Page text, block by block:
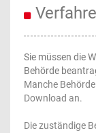
Sie müssen die
Behörde
Manche
Download an.
Die zuständige